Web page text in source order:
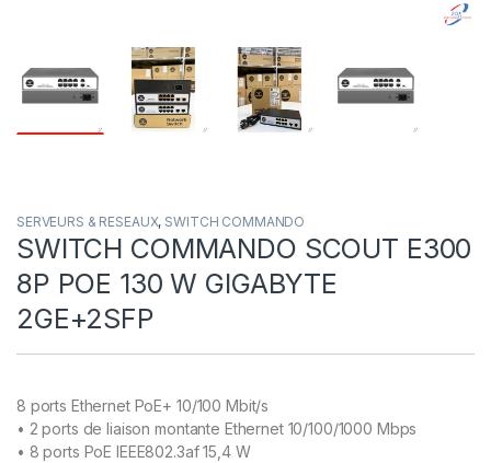
SERVEURS & RESEAUX, SWITCH COMMANDO
SWITCH COMMANDO SCOUT E300
8P POE 130 W GIGABYTE
2GE+2SFP
8 ports Ethernet PoE+ 10/100 Mbit/s
• 2 ports de liaison montante Ethernet 10/100/1000 Mbps
• 8 ports PoE IEEE802.3af 15,4 W